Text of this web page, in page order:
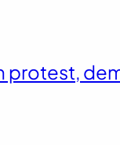
protest,